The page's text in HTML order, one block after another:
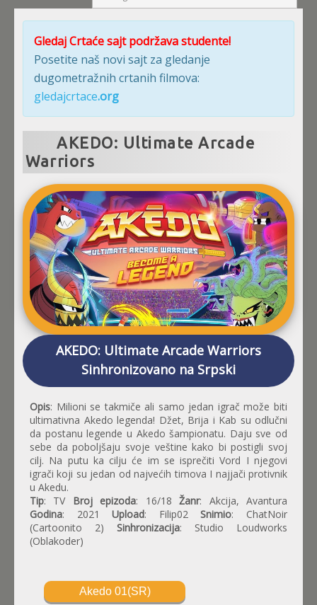
Gledaj Crtaće sajt podržava studente!
Posetite naš novi sajt za gledanje
dugometražnih crtanih filmova:
gledajcrtace.org
AKEDO: Ultimate Arcade
Warriors
AKEDO: Ultimate Arcade Warriors
Sinhronizovano na Srpski
Opis: Milioni se takmiče ali samo jedan igrač može biti
ultimativna Akedo legenda! Džet, Brija i Kab su odlučni
da postanu legende u Akedo šampionatu. Daju sve od
sebe da poboljšaju svoje veštine kako bi postigli svoj
cilj. Na putu ka cilju će im se isprečiti Vord I njegovi
igrači koji su jedan od najvećih timova I najjači protivnik
u Akedu.
Tip: TV Broj epizoda: 16/18Žanr: Akcija, Avantura
Godina: 2021Upload: Filip02Snimio: ChatNoir
(Cartoonito 2) Sinhronizacija: Studio Loudworks
(Oblakoder)
Akedo 01(SR)